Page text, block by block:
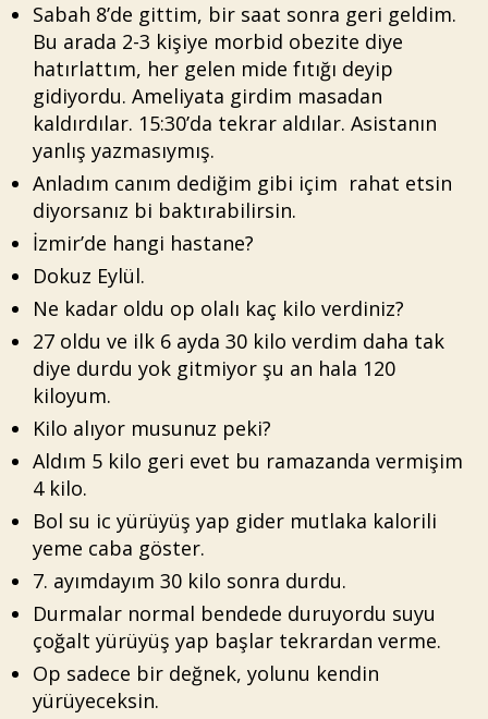
Sabah 8’de gittim, bir saat sonra geri geldim.
Bu arada 2-3 kişiye morbid obezite diye
hatırlattım, her gelen mide fıtığı deyip
gidiyordu. Ameliyata girdim masadan
kaldırdılar. 15:30’da tekrar aldılar. Asistanın
yanlış yazmasıymış.
Anladım canım dediğim gibi içim rahat etsin
diyorsanız bi baktırabilirsin.
İzmir’de hangi hastane?
Dokuz Eylül.
Ne kadar oldu op olalı kaç kilo verdiniz?
27 oldu ve ilk 6 ayda 30 kilo verdim daha tak
diye durdu yok gitmiyor şu an hala 120
kiloyum.
Kilo alıyor musunuz peki?
Aldım 5 kilo geri evet bu ramazanda vermişim
4 kilo.
Bol su ic yürüyüş yap gider mutlaka kalorili
yeme caba göster.
7. ayımdayım 30 kilo sonra durdu.
Durmalar normal bendede duruyordu suyu
çoğalt yürüyüş yap başlar tekrardan verme.
Op sadece bir değnek, yolunu kendin
yürüyeceksin.